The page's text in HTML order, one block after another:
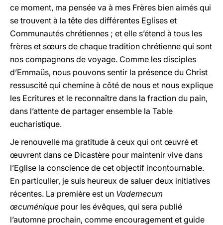
ce moment, ma pensée va à mes Frères bien aimés qui
se trouvent à la tête des différentes Eglises et
Communautés chrétiennes ; et elle s’étend à tous les
frères et sœurs de chaque tradition chrétienne qui sont
nos compagnons de voyage. Comme les disciples
d’Emmaüs, nous pouvons sentir la présence du Christ
ressuscité qui chemine à côté de nous et nous explique
les Ecritures et le reconnaître dans la fraction du pain,
dans l’attente de partager ensemble la Table
eucharistique.
Je renouvelle ma gratitude à ceux qui ont œuvré et
œuvrent dans ce Dicastère pour maintenir vive dans
l’Eglise la conscience de cet objectif incontournable.
En particulier, je suis heureux de saluer deux initiatives
récentes. La première est un Vademecum
œcuménique pour les évêques, qui sera publié
l’automne prochain, comme encouragement et guide